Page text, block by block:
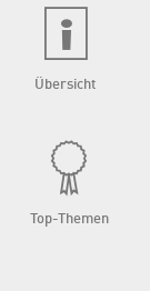
Übersicht
Top-Themen